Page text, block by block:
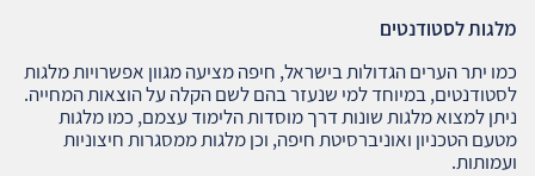
מלגות לסטודנטים
כמו יתר הערים הגדולות בישראל, חיפה מציעה מגוון אפשרויות מלגות
לסטודנטים, במיוחד למי שנעזר בהם לשם הקלה על הוצאות המחייה.
ניתן למצוא מלגות שונות דרך מוסדות הלימוד עצמם, כמו מלגות
מטעם הטכניון ואוניברסיטת חיפה, וכן מלגות ממסגרות חיצוניות
ועמותות.